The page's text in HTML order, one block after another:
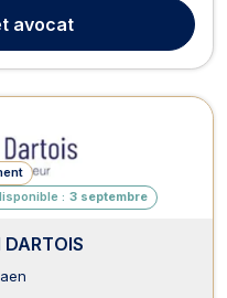
au divorce pour
du m...
avocat
: 3 septembre